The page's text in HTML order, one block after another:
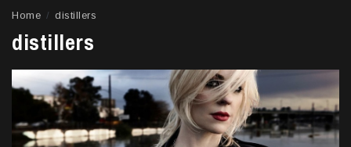
Home distillers
distillers